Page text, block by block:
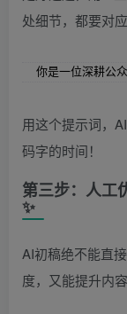
处细节，都要对
你是一位深耕公
用这个提示词，
码字的时间！
第三步：人工
✨
AI初稿绝不能直
度，又能提升内容